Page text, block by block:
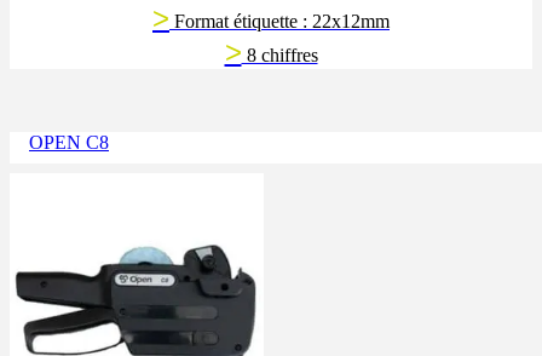
> Format étiquette : 22x12mm
> 8 chiffres
OPEN C8